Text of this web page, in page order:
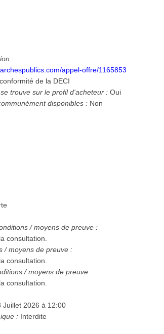
:
appel-offre/1165853
de la DECI
trouve sur le profil d'acheteur : Oui
disponibles : Non
/ moyens de preuve :
consultation.
/ moyens de preuve :
consultation.
/ moyens de preuve :
consultation.
Juillet 2026 à 12:00
: Interdite